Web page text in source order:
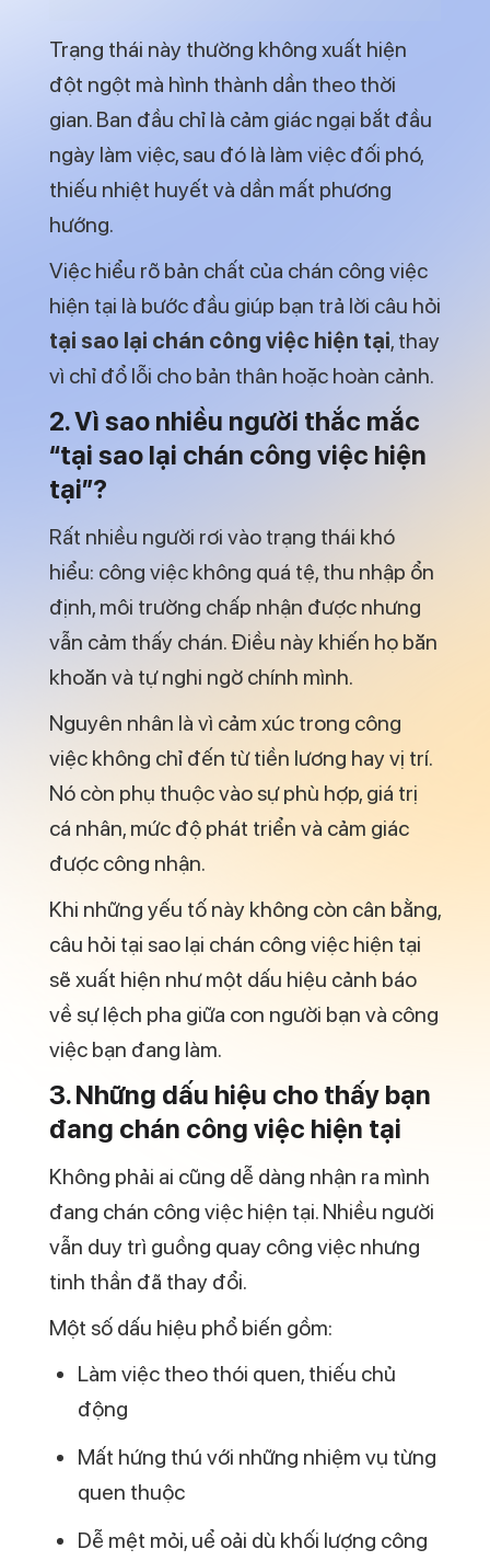
cá nhân, mức độ phát triển và cảm giác
được công nhận.
Khi những yếu tố này không còn cân bằng,
câu hỏi tại sao lại chán công việc hiện tại
sẽ xuất hiện như một dấu hiệu cảnh báo
về sự lệch pha giữa con người bạn và công
việc bạn đang làm.
3. Những dấu hiệu cho thấy bạn
đang chán công việc hiện tại
Không phải ai cũng dễ dàng nhận ra mình
đang chán công việc hiện tại. Nhiều người
vẫn duy trì guồng quay công việc nhưng
tinh thần đã thay đổi.
Một số dấu hiệu phổ biến gồm:
Làm việc theo thói quen, thiếu chủ
động
Mất hứng thú với những nhiệm vụ từng
quen thuộc
Dễ mệt mỏi, uể oải dù khối lượng công
việc không tăng
Hay trì hoãn, thiếu tập trung
hoặc đổi hướng
Nhận diện sớm các dấu hiệu này giúp bạn
chủ động tìm hướng xử lý trước khi trạng
thái trở nên nghiêm trọng.
4. Công việc lặp lại – nguyên
nhân hàng đầu gây nhàm chán
Một trong những lý do phổ biến nhất giải
thích tại sao lại chán công việc hiện tại là
tính lặp lại. Khi công việc không còn thử
thách, không có điều mới để học hỏi, não
bộ dễ rơi vào trạng thái trì trệ.
Việc làm một vai trò quá lâu mà không có
cơ hội mở rộng hoặc nâng cao kỹ năng
khiến nhiều người cảm thấy mình đang
“dậm chân tại chỗ”. Dù công việc ổn định,
cảm giác không tiến lên được vẫn gây ra
sự chán nản.